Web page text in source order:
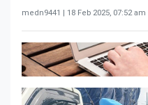
medn9441 | 18 Feb 2025, 07:52 am